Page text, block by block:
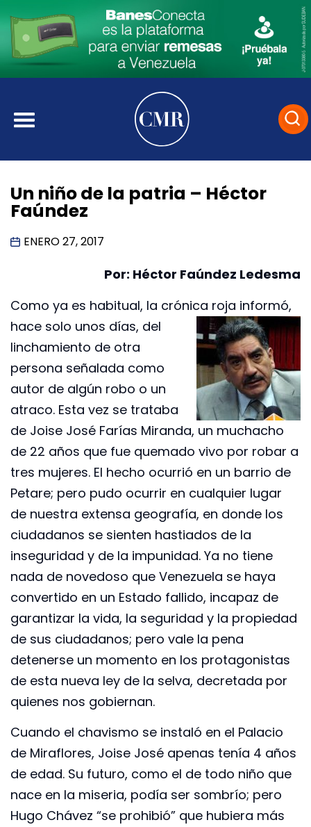
Un niño de la patria – Héctor
Faúndez
ENERO 27, 2017
Por: Héctor Faúndez Ledesma
Como ya es habitual, la crónica roja informó,
hace solo unos días, del
linchamiento de otra
persona señalada como
autor de algún robo o un
atraco. Esta vez se trataba
de Joise José Farías Miranda, un muchacho
de 22 años que fue quemado vivo por robar a
tres mujeres. El hecho ocurrió en un barrio de
Petare; pero pudo ocurrir en cualquier lugar
de nuestra extensa geografía, en donde los
ciudadanos se sienten hastiados de la
inseguridad y de la impunidad. Ya no tiene
nada de novedoso que Venezuela se haya
convertido en un Estado fallido, incapaz de
garantizar la vida, la seguridad y la propiedad
de sus ciudadanos; pero vale la pena
detenerse un momento en los protagonistas
de esta nueva ley de la selva, decretada por
quienes nos gobiernan.
Cuando el chavismo se instaló en el Palacio
de Miraflores, Joise José apenas tenía 4 años
de edad. Su futuro, como el de todo niño que
nace en la miseria, podía ser sombrío; pero
Hugo Chávez “se prohibió” que hubiera más